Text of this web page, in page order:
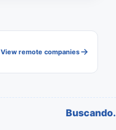
View remote companies